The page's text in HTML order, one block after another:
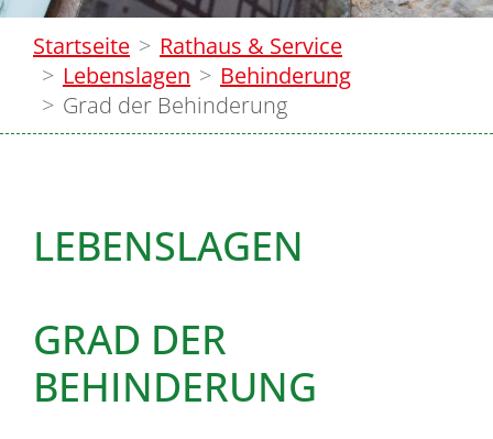
Startseite
Rathaus & Service
Lebenslagen
Behinderung
Grad der Behinderung
LEBENSLAGEN
GRAD DER
BEHINDERUNG